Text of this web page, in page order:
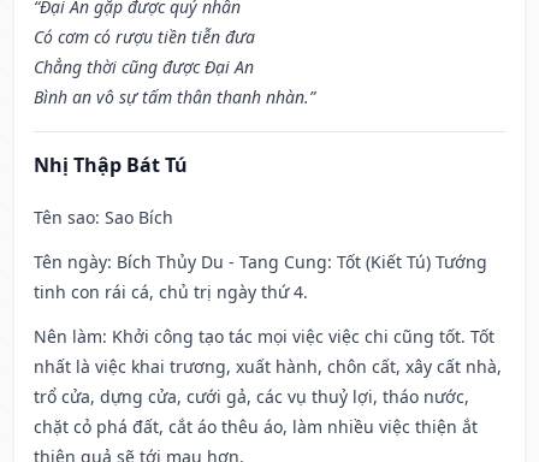
“Đại An gặp được quý nhân
Có cơm có rượu tiền tiễn đưa
Chẳng thời cũng được Đại An
Bình an vô sự tấm thân thanh nhàn.”
Nhị Thập Bát Tú
Tên sao: Sao Bích
Tên ngày: Bích Thủy Du - Tang Cung: Tốt (Kiết Tú) Tướng
tinh con rái cá, chủ trị ngày thứ 4.
Nên làm: Khởi công tạo tác mọi việc việc chi cũng tốt. Tốt
nhất là việc khai trương, xuất hành, chôn cất, xây cất nhà,
trổ cửa, dựng cửa, cưới gả, các vụ thuỷ lợi, tháo nước,
chặt cỏ phá đất, cắt áo thêu áo, làm nhiều việc thiện ắt
thiện quả sẽ tới mau hơn.